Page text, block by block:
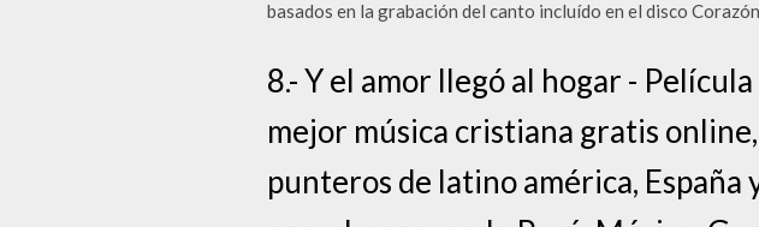
basados en la grabación del canto incluído en el disco
8.- Y el amor llegó al hogar -
mejor música cristiana gratis
punteros de latino américa, España